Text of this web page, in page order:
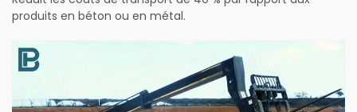
produits en béton ou en métal.